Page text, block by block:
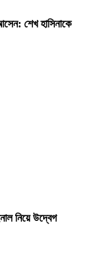
শেখ হাসিনাকে
নিয়ে উদ্বেগ